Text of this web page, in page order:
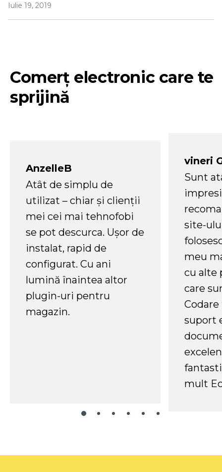
Iulie 19, 2019
Comerț electronic care te
sprijină
AnzelleB
Atât de simplu de
utilizat – chiar și clienții
mei cei mai tehnofobi
se pot descurca. Ușor de
instalat, rapid de
configurat. Cu ani
lumină înaintea altor
plugin-uri pentru
magazin.
vineri
Sunt
site-
meu
cu alte
care
suport
mult